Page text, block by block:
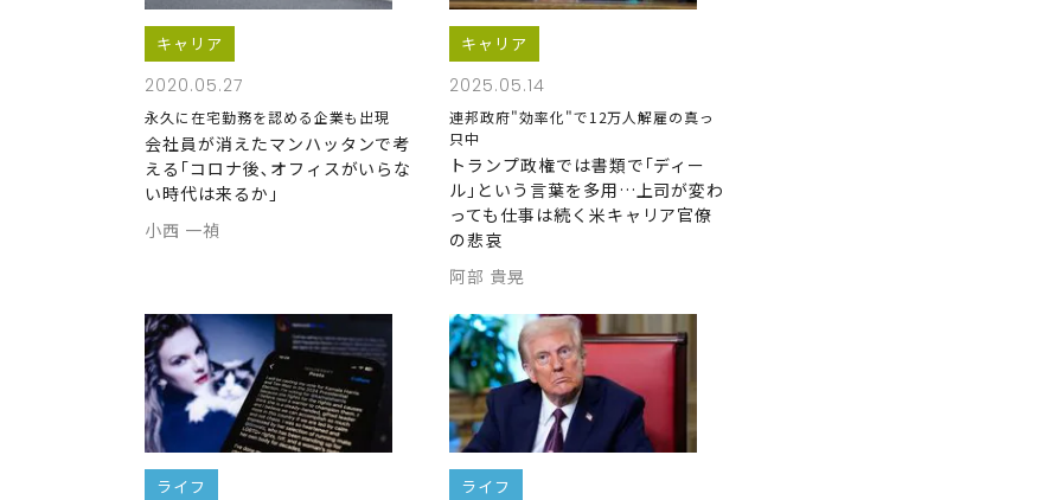
キャリア
2020.05.27
永久に在宅勤務を認める企業も出現
会社員が消えたマンハッタンで考
える｢コロナ後､オフィスがいらな
い時代は来るか｣
小西 一禎
キャリア
2025.05.14
連邦政府"効率化"で12万人解雇の真っ
只中
トランプ政権では書類で｢ディー
ル｣という言葉を多用…上司が変わ
っても仕事は続く米キャリア官僚
の悲哀
阿部 貴晃
ライフ ライフ